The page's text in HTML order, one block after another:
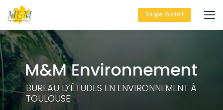
au
contenu
principal
Rappel Gratuit
BUREAU D’ÉTUDES EN ENVIRONNEMENT À
TOULOUSE